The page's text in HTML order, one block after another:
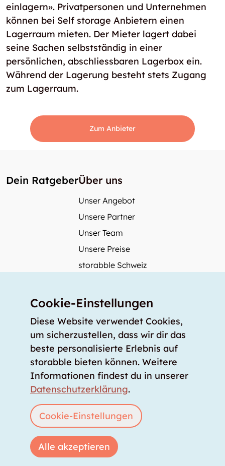
einlagern». Privatpersonen und Unternehmen
können bei Self storage Anbietern einen
Lagerraum mieten. Der Mieter lagert dabei
seine Sachen selbstständig in einer
persönlichen, abschliessbaren Lagerbox ein.
Während der Lagerung besteht stets Zugang
zum Lagerraum.
Zum Anbieter
Dein RatgeberÜber uns
Unser Angebot
Unsere Partner
Unser Team
Unsere Preise
storabble Schweiz
Mehr über storabble
Medienbeiträge
Wie gross muss ein Lagerraum sein?
Was kostet ein Lagerraum?
Für Lageranbieter
Anmelden Lagerraum inserieren
Copyright © 2026 storabble|Datenschutzerklärung
Cookie-Einstellungen
Diese Website verwendet Cookies,
um sicherzustellen, dass wir dir das
beste personalisierte Erlebnis auf
storabble bieten können. Weitere
Informationen findest du in unserer
Datenschutzerklärung.
Cookie-Einstellungen
Alle akzeptieren